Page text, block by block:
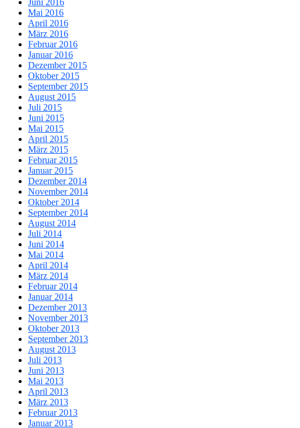
Juni 2016
Mai 2016
April 2016
März 2016
Februar 2016
Januar 2016
Dezember 2015
Oktober 2015
September 2015
August 2015
Juli 2015
Juni 2015
Mai 2015
April 2015
März 2015
Februar 2015
Januar 2015
Dezember 2014
November 2014
Oktober 2014
September 2014
August 2014
Juli 2014
Juni 2014
Mai 2014
April 2014
März 2014
Februar 2014
Januar 2014
Dezember 2013
November 2013
Oktober 2013
September 2013
August 2013
Juli 2013
Juni 2013
Mai 2013
April 2013
März 2013
Februar 2013
Januar 2013